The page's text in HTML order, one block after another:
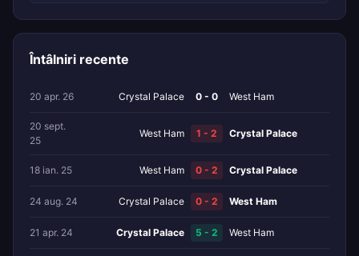
Întâlniri recente
20 apr. 26 Crystal Palace 0 - 0 West Ham
20 sept.
25
West Ham 1 - 2 Crystal Palace
18 ian. 25 West Ham 0 - 2 Crystal Palace
24 aug. 24 Crystal Palace 0 - 2 West Ham
21 apr. 24 Crystal Palace 5 - 2 West Ham